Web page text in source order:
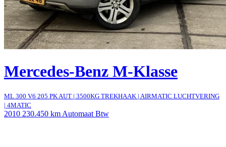
Mercedes-Benz M-Klasse
ML 300 V6 205 PK AUT | 3500KG TREKHAAK | AIRMATIC LUCHTVERING
| 4MATIC
2010 230.450 km Automaat Btw